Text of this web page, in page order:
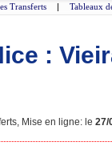
Transferts | Tableaux
:
Mise en ligne: le 27/